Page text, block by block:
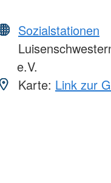
Sozialstationen
e.V.
Karte: Link zur